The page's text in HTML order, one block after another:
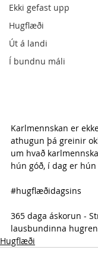
Ekki gefast upp
Hugflæði
Út á landi
Í bundnu máli
Karlmennskan er
athugun þá greinir
um hvað
hún góð, í dag er
#hugflæðidagsins
365 daga áskorun -
lausbundinna
Hugflæði